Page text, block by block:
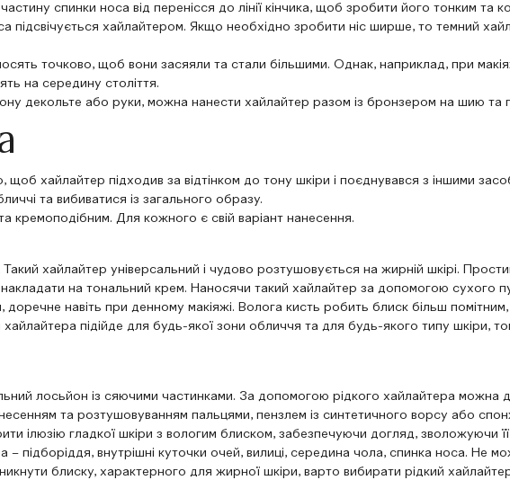
спинки носа від перенісся до лінії кінчика, щоб зробити його тонким та
підсвічується хайлайтером. Якщо необхідно зробити ніс ширше, то темний
точково, щоб вони засяяли та стали більшими. Однак, наприклад, при
на середину століття.
декольте або руки, можна нанести хайлайтер разом із бронзером на шию та
хайлайтер підходив за відтінком до тону шкіри і поєднувався з іншими
та вибиватися із загального образу.
кремоподібним. Для кожного є свій варіант нанесення.
хайлайтер універсальний і чудово розтушовується на жирній шкірі.
на тональний крем. Наносячи такий хайлайтер за допомогою сухого
доречне навіть при денному макіяжі. Волога кисть робить блиск більш
хайлайтера підійде для будь-якої зони обличчя та для будь-якого типу шкіри,
лосьйон із сяючими частинками. За допомогою рідкого хайлайтера можна
та розтушовуванням пальцями, пензлем із синтетичного ворсу або
ілюзію гладкої шкіри з вологим блиском, забезпечуючи догляд, зволожуючи
підборіддя, внутрішні куточки очей, вилиці, середина чола, спинка носа. Не
блиску, характерного для жирної шкіри, варто вибирати рідкий